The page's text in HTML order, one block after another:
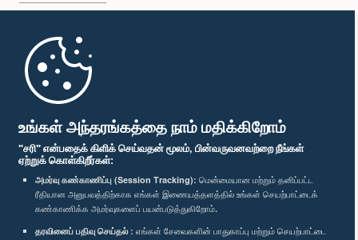
உங்கள் அந்தரங்கத்தை நாம் மதிக்கிறோம்
"சரி" என்பதைக் கிளிக் செய்வதன் மூலம், பின்வருவனவற்றை நீங்கள்
ஏற்றுக் கொள்கிறீர்கள்:
அமர்வு கண்காணிப்பு (Session Tracking): மென்மையான மற்றும் தனிப்பட்ட
ரீதியான அனுபவத்திற்காக எங்கள் இணையத்தளத்தில் உங்கள் செயற்பாட்டைக்
கண்காணிக்க அமர்வுகளைப் பயன்படுத்துகிறோம்.
தரவினைப் பதிவு செய்தல் : எங்கள் சேவைகளின் பாதுகாப்பு மற்றும் செயற்பாட்டை
முதற்பக்கம்
பாராளுமன்ற கையடக்க செயலி
எம்மை பின்தொடர்க :